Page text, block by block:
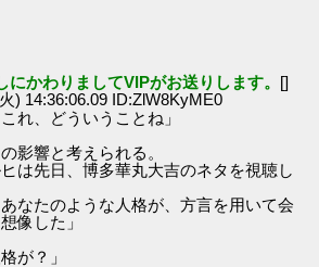
にかわりましてVIPがお送りします。 []
) 14:36:06.09 ID:ZlW8KyME0
れ、どういうことね」
影響と考えられる。
日、博多華丸大吉のネタを視聴し
のような人格が、方言を用いて会
像した」
が？」